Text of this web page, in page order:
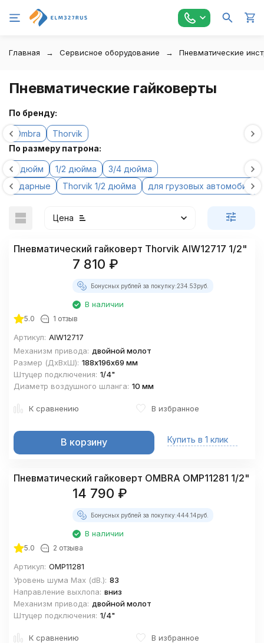
Главная Сервисное оборудование Пневматические
Пневматические гайковерты
По бренду:
Ombra
Thorvik
По размеру патрона:
1 дюйм 1/2 дюйма
3/4 дюйма
ударные
Thorvik 1/2 дюйма для грузовых автомобилей
Цена
покупателей
Пневматический гайковерт Thorvik AIW12717 1/2"
7 810 ₽
Бонусных рублей за покупку:234.53руб.
В наличии
5.0 1 отзыв
Артикул: AIW12717
Механизм привода: двойной молот
Размер (ДхВхШ): 188х196х69 мм
Штуцер подключения: 1/4"
Диаметр воздушного шланга: 10 мм
К сравнению В избранное
В корзину Купить в 1 клик
Пневматический гайковерт OMBRA OMP11281 1/2"
14 790 ₽
Бонусных рублей за покупку:444.14руб.
В наличии
5.0 2 отзыва
Артикул: OMP11281
Уровень шума Maх (dВ.): 83
Направление выхлопа: вниз
Механизм привода: двойной молот
Штуцер подключения: 1/4"
К сравнению В избранное